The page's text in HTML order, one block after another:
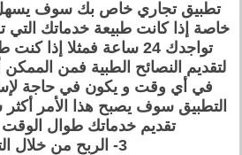
تطبيق تجاري خاص بك سوف يسهل
خاصة إذا كانت طبيعة خدماتك التي
تواجدك 24 ساعة فمثلا
لتقديم النصائح الطبية فمن
في أي وقت و يكون في حاجة
التطبيق سوف يصبح هذا الأمر
تقديم خدماتك طوال
3- الربح من خلال التطبيق